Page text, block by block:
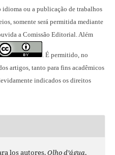
idioma ou a publicação de trabalhos
somente será permitida mediante
a Comissão Editorial. Além
É permitido, no
artigos, tanto para fins acadêmicos
indicados os direitos
los autores.Olho d’água,